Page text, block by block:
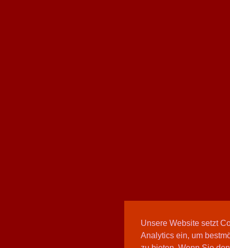
Unsere Website setzt
Analytics ein, um